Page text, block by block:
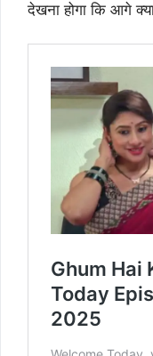
देखना होगा कि आगे